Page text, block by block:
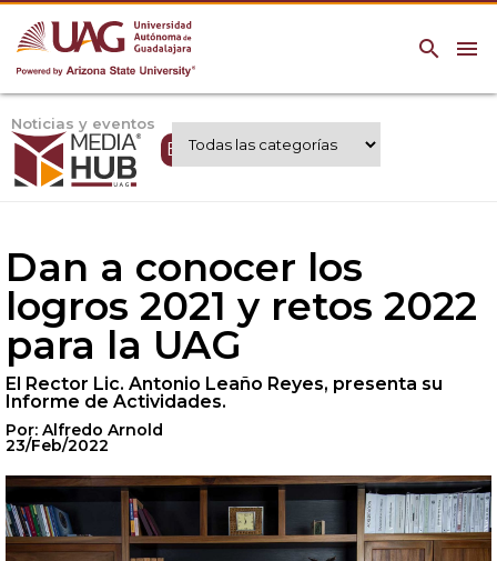
menu
search
Noticias y eventos
Expertos UAG
Dan a conocer los
logros 2021 y retos 2022
para la UAG
El Rector Lic. Antonio Leaño Reyes, presenta su
Informe de Actividades.
Por: Alfredo Arnold
23/Feb/2022